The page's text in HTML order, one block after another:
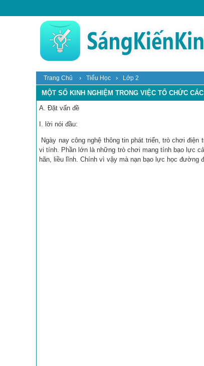
Trang Chủ › Tiểu Học › Lớp 2
MỘT SỐ KINH NGHIỆM TRONG VIỆC TỔ CHỨC
A. Đặt vấn đề
I. lời nói đầu:
Ngày nay công nghệ thông tin phát triển, trò chơi
vi tính. Phần lớn là những trò chơi mang tính bạo lực
hãn, liều lĩnh. Chính vì vậy mà nạn bạo lực học đường